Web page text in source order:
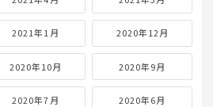
2021年1月 2020年12月
2020年10月 2020年9月
2020年7月 2020年6月